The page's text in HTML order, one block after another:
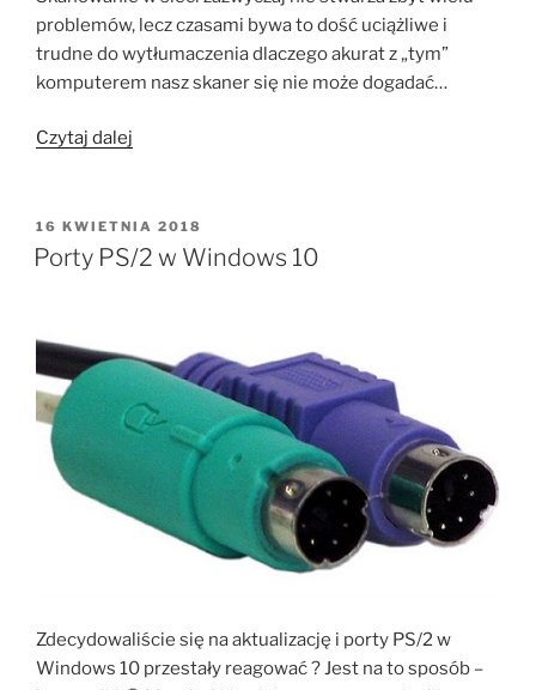
problemów, lecz czasami bywa to dość uciążliwe i
trudne do wytłumaczenia dlaczego akurat z „tym”
komputerem nasz skaner się nie może dogadać…
Czytaj dalej
OPUBLIKOWANE
W
16 KWIETNIA 2018
Porty PS/2 w Windows 10
Zdecydowaliście się na aktualizację i porty PS/2 w
Windows 10 przestały reagować ? Jest na to sposób –